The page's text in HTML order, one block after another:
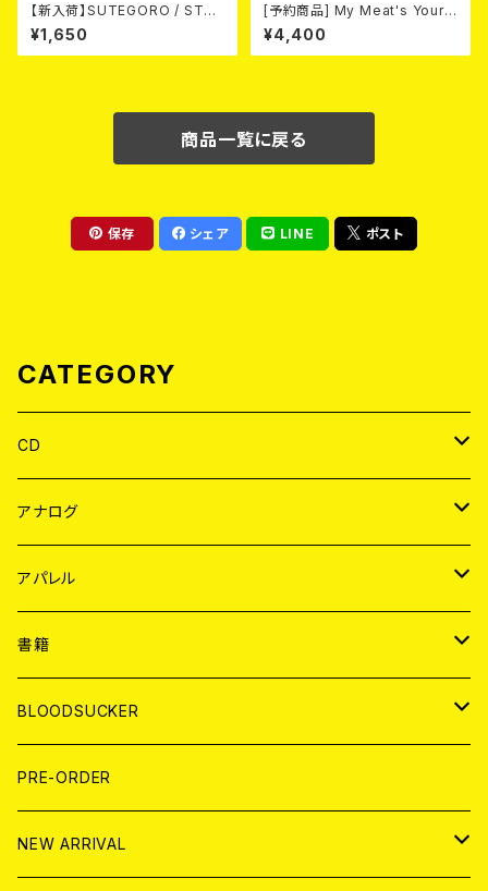
【新入荷】SUTEGORO / STRE
ET BATTLE (CD)
¥1,650
[予約商品] My Meat's Your
Poison -あんたにゃ毒でもオイ
ラにゃ薬- (White) 熊本地震 復
興支援T-shirt 2026年8月末
¥4,400
商品一覧に戻る
保存 シェア LINE ポスト
CATEGORY
CD
JAPAN
WORLD
アナログ
JAPAN
７EP
LP
WORLD
7EP
LP
アパレル
JAPAN
T-shirt
HOOD
WORLD
T-shirt
HOOD
書籍
MAGAZINE
BOLLOCKS
EL ZINE
写真集 (PHOTOBOOK)
BLOODSUCKER
CD
アナログ
PRE-ORDER
NEW ARRIVAL